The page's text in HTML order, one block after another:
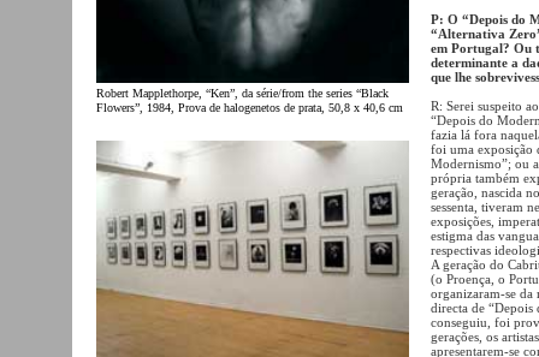
Robert Mapplethorpe, “Ken”, da série/from the series “Black
Flowers”, 1984, Prova de halogenetos de prata, 50,8 x 40,6 cm
P: O “Depois do
“Alternativa
em Portugal? Ou
determinante a
que lhe
R: Serei suspeito
“Depois do
fazia lá fora
foi uma exposição
Modernismo”; ou
própria também
geração, nascida
sessenta, tiveram
exposições,
estigma das
respectivas
A geração do
(o Proença, o
organizaram-se da
directa de “Depois
conseguiu, foi
gerações, os
apresentarem-se